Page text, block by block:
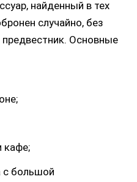
найденный в тех
случайно, без
Основные
кафе;
с большой